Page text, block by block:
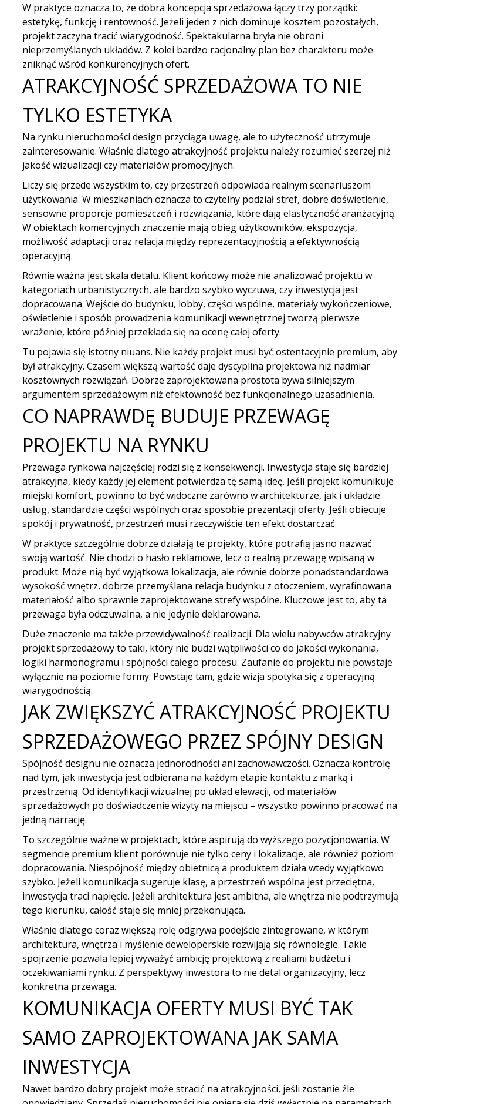
W praktyce oznacza to, że dobra koncepcja sprzedażowa łączy trzy porządki:
estetykę, funkcję i rentowność. Jeżeli jeden z nich dominuje kosztem pozostałych,
projekt zaczyna tracić wiarygodność. Spektakularna bryła nie obroni
nieprzemyślanych układów. Z kolei bardzo racjonalny plan bez charakteru może
zniknąć wśród konkurencyjnych ofert.
ATRAKCYJNOŚĆ SPRZEDAŻOWA TO NIE
TYLKO ESTETYKA
Na rynku nieruchomości design przyciąga uwagę, ale to użyteczność utrzymuje
zainteresowanie. Właśnie dlatego atrakcyjność projektu należy rozumieć szerzej niż
jakość wizualizacji czy materiałów promocyjnych.
Liczy się przede wszystkim to, czy przestrzeń odpowiada realnym scenariuszom
użytkowania. W mieszkaniach oznacza to czytelny podział stref, dobre doświetlenie,
sensowne proporcje pomieszczeń i rozwiązania, które dają elastyczność aranżacyjną.
W obiektach komercyjnych znaczenie mają obieg użytkowników, ekspozycja,
możliwość adaptacji oraz relacja między reprezentacyjnością a efektywnością
operacyjną.
Równie ważna jest skala detalu. Klient końcowy może nie analizować projektu w
kategoriach urbanistycznych, ale bardzo szybko wyczuwa, czy inwestycja jest
dopracowana. Wejście do budynku, lobby, części wspólne, materiały wykończeniowe,
oświetlenie i sposób prowadzenia komunikacji wewnętrznej tworzą pierwsze
wrażenie, które później przekłada się na ocenę całej oferty.
Tu pojawia się istotny niuans. Nie każdy projekt musi być ostentacyjnie premium, aby
był atrakcyjny. Czasem większą wartość daje dyscyplina projektowa niż nadmiar
kosztownych rozwiązań. Dobrze zaprojektowana prostota bywa silniejszym
argumentem sprzedażowym niż efektowność bez funkcjonalnego uzasadnienia.
CO NAPRAWDĘ BUDUJE PRZEWAGĘ
PROJEKTU NA RYNKU
Przewaga rynkowa najczęściej rodzi się z konsekwencji. Inwestycja staje się bardziej
atrakcyjna, kiedy każdy jej element potwierdza tę samą ideę. Jeśli projekt komunikuje
miejski komfort, powinno to być widoczne zarówno w architekturze, jak i układzie
usług, standardzie części wspólnych oraz sposobie prezentacji oferty. Jeśli obiecuje
spokój i prywatność, przestrzeń musi rzeczywiście ten efekt dostarczać.
W praktyce szczególnie dobrze działają te projekty, które potrafią jasno nazwać
swoją wartość. Nie chodzi o hasło reklamowe, lecz o realną przewagę wpisaną w
produkt. Może nią być wyjątkowa lokalizacja, ale równie dobrze ponadstandardowa
wysokość wnętrz, dobrze przemyślana relacja budynku z otoczeniem, wyrafinowana
materiałość albo sprawnie zaprojektowane strefy wspólne. Kluczowe jest to, aby ta
przewaga była odczuwalna, a nie jedynie deklarowana.
Duże znaczenie ma także przewidywalność realizacji. Dla wielu nabywców atrakcyjny
projekt sprzedażowy to taki, który nie budzi wątpliwości co do jakości wykonania,
logiki harmonogramu i spójności całego procesu. Zaufanie do projektu nie powstaje
wyłącznie na poziomie formy. Powstaje tam, gdzie wizja spotyka się z operacyjną
wiarygodnością.
JAK ZWIĘKSZYĆ ATRAKCYJNOŚĆ PROJEKTU
SPRZEDAŻOWEGO PRZEZ SPÓJNY DESIGN
Spójność designu nie oznacza jednorodności ani zachowawczości. Oznacza kontrolę
nad tym, jak inwestycja jest odbierana na każdym etapie kontaktu z marką i
przestrzenią. Od identyfikacji wizualnej po układ elewacji, od materiałów
sprzedażowych po doświadczenie wizyty na miejscu – wszystko powinno pracować na
jedną narrację.
To szczególnie ważne w projektach, które aspirują do wyższego pozycjonowania. W
segmencie premium klient porównuje nie tylko ceny i lokalizacje, ale również poziom
dopracowania. Niespójność między obietnicą a produktem działa wtedy wyjątkowo
szybko. Jeżeli komunikacja sugeruje klasę, a przestrzeń wspólna jest przeciętna,
inwestycja traci napięcie. Jeżeli architektura jest ambitna, ale wnętrza nie podtrzymują
tego kierunku, całość staje się mniej przekonująca.
Właśnie dlatego coraz większą rolę odgrywa podejście zintegrowane, w którym
architektura, wnętrza i myślenie deweloperskie rozwijają się równolegle. Takie
spojrzenie pozwala lepiej wyważyć ambicję projektową z realiami budżetu i
oczekiwaniami rynku. Z perspektywy inwestora to nie detal organizacyjny, lecz
konkretna przewaga.
KOMUNIKACJA OFERTY MUSI BYĆ TAK
SAMO ZAPROJEKTOWANA JAK SAMA
INWESTYCJA
Nawet bardzo dobry projekt może stracić na atrakcyjności, jeśli zostanie źle